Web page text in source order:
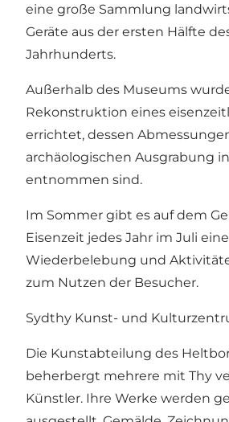
eine große Sammlung
Geräte aus der ersten Hälfte
Jahrhunderts.
Außerhalb des Museums
Rekonstruktion eines
errichtet, dessen
archäologischen Ausgrabung
entnommen sind.
Im Sommer gibt es auf dem
Eisenzeit jedes Jahr im Juli eine
Wiederbelebung und
zum Nutzen der Besucher.
Sydthy Kunst- und
Die Kunstabteilung des
beherbergt mehrere mit Thy
Künstler. Ihre Werke werden